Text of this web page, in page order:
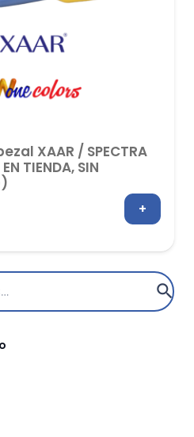
XAAR / SPECTRA
TIENDA, SIN
+